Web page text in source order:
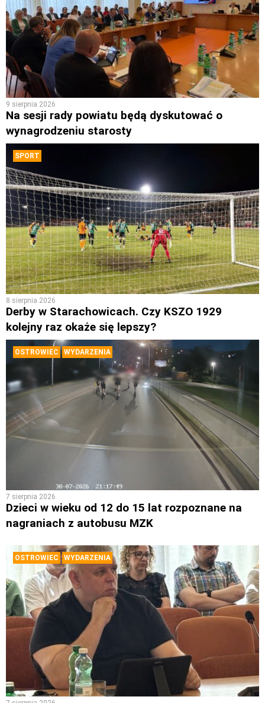
9 sierpnia 2026
Na sesji rady powiatu będą dyskutować o
wynagrodzeniu starosty
SPORT
8 sierpnia 2026
Derby w Starachowicach. Czy KSZO 1929
kolejny raz okaże się lepszy?
OSTROWIEC WYDARZENIA
7 sierpnia 2026
Dzieci w wieku od 12 do 15 lat rozpoznane na
nagraniach z autobusu MZK
OSTROWIEC WYDARZENIA